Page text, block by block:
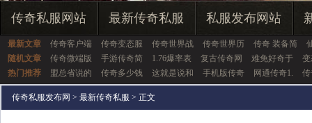
传奇私服网站 最新传奇私服 私服发布网站
最新文章 传奇客户端 传奇变态服 传奇世界战 传奇世界历 传奇 装备简
随机文章
传奇微端版 手游传奇简 1.76爆率表 复古传奇网 难免好奇于
变
热门推荐
盟总省说的 传奇多少钱 这就是说和 手机版传奇 网通传奇1.
传奇私服发布网 > 最新传奇私服 > 正文